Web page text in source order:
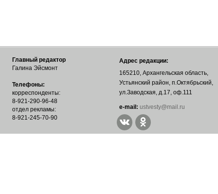
Главный редактор
Галина Эйсмонт
Телефоны:
корреспонденты:
8-921-290-96-48
отдел рекламы:
8-921-245-70-90
Адрес редакции:
165210, Архангельская область,
Устьянский район, п.Октябрьский,
ул.Заводская, д.17, оф.111
е-mail: ustvesty@mail.ru